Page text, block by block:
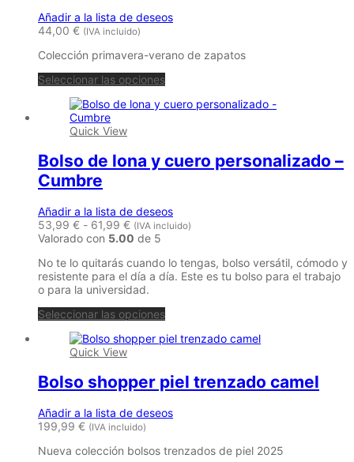
Añadir a la lista de deseos
44,00 € (IVA incluido)
Colección primavera-verano de zapatos
Seleccionar las opcionesEste
tiene
opciones
se
en
la
producto
Quick View
Bolso de lona y cuero personalizado –
Cumbre
Añadir a la lista de deseos
53,99 € - 61,99 €Rango
de
desde
53,99 €
hasta
61,99 €
(IVA incluido)
Valorado con 5.00 de 5
No te lo quitarás cuando lo tengas, bolso versátil, cómodo y
resistente para el día a día. Este es tu bolso para el trabajo
o para la universidad.
Seleccionar las opcionesEste
tiene
Las
opciones
pueden
en
Quick View
Bolso shopper piel trenzado camel
Añadir a la lista de deseos
199,99 € (IVA incluido)
Nueva colección bolsos trenzados de piel 2025